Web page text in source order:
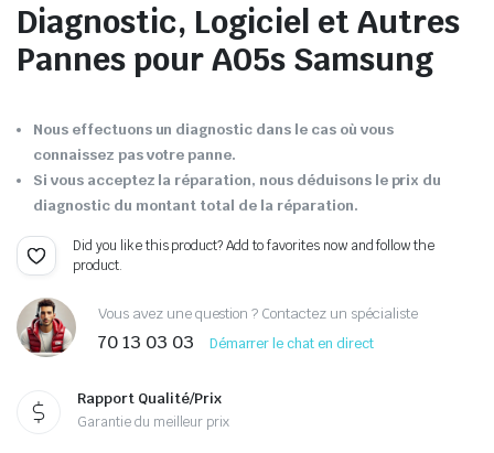
Diagnostic, Logiciel et Autres
Pannes pour A05s Samsung
Nous effectuons un diagnostic dans le cas où vous
connaissez pas votre panne.
Si vous acceptez la réparation, nous déduisons le prix du
diagnostic du montant total de la réparation.
Did you like this product? Add to favorites now and follow the
product.
Vous avez une question ? Contactez un spécialiste
70 13 03 03 Démarrer le chat en direct
Rapport Qualité/Prix
Garantie du meilleur prix